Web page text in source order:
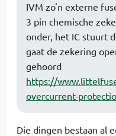
IVM zo'n externe
3 pin chemische
onder, het IC stuurt
gaat de zekering
gehoord
https://
overcurrent-
Die dingen bestaan al